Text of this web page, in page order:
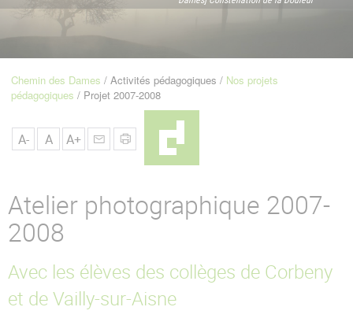
Navigation
Fil
Chemin des Dames Activités pédagogiques
Nos projets
pédagogiques Projet 2007-2008
A- A A+
Atelier photographique 2007-
2008
Avec les élèves des collèges de Corbeny
et de Vailly-sur-Aisne